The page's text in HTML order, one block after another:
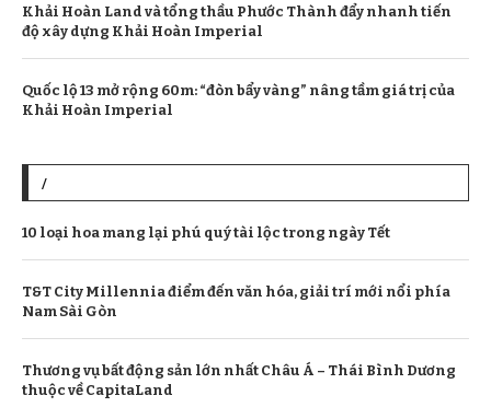
Khải Hoàn Land và tổng thầu Phước Thành đẩy nhanh tiến
độ xây dựng Khải Hoàn Imperial
Quốc lộ 13 mở rộng 60m: “đòn bẩy vàng” nâng tầm giá trị của
Khải Hoàn Imperial
/
10 loại hoa mang lại phú quý tài lộc trong ngày Tết
T&T City Millennia điểm đến văn hóa, giải trí mới nổi phía
Nam Sài Gòn
Thương vụ bất động sản lớn nhất Châu Á – Thái Bình Dương
thuộc về CapitaLand